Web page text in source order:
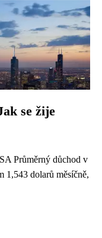
se žije
Průměrný důchod v
1,543 dolarů měsíčně,